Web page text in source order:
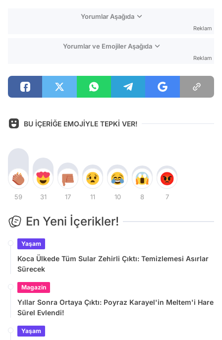
Yorumlar Aşağıda
Reklam
Yorumlar ve Emojiler Aşağıda
Reklam
BU İÇERİĞE EMOJİYLE TEPKİ VER!
59 31 17 11 10 8 7
En Yeni İçerikler!
Yaşam
Koca Ülkede Tüm Sular Zehirli Çıktı: Temizlemesi Asırlar
Sürecek
Magazin
Yıllar Sonra Ortaya Çıktı: Poyraz Karayel'in Meltem'i Hare
Sürel Evlendi!
Yaşam